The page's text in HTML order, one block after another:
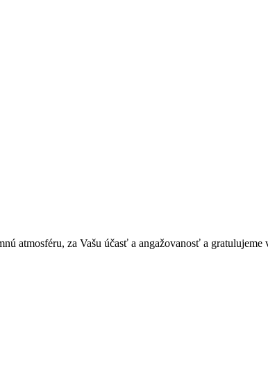
atmosféru, za Vašu účasť a angažovanosť a